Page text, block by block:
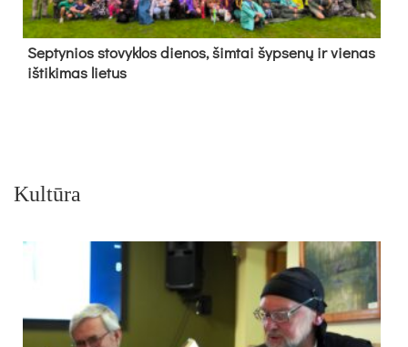
Sep­ty­nios sto­vyk­los die­nos, šim­tai šyp­se­nų ir vie­nas
iš­ti­ki­mas lie­tus
Kultūra